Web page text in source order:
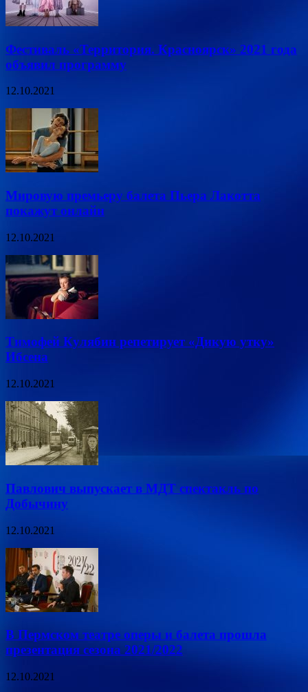
Фестиваль «Территория. Красноярск» 2021 года
объявил программу
12.10.2021
Мировую премьеру балета Пьера Лакотта
покажут онлайн
12.10.2021
Тимофей Кулябин репетирует «Дикую утку»
Ибсена
12.10.2021
Павлович выпускает в МДТ спектакль по
Добычину
12.10.2021
В Пермском театре оперы и балета прошла
презентация сезона 2021/2022
12.10.2021